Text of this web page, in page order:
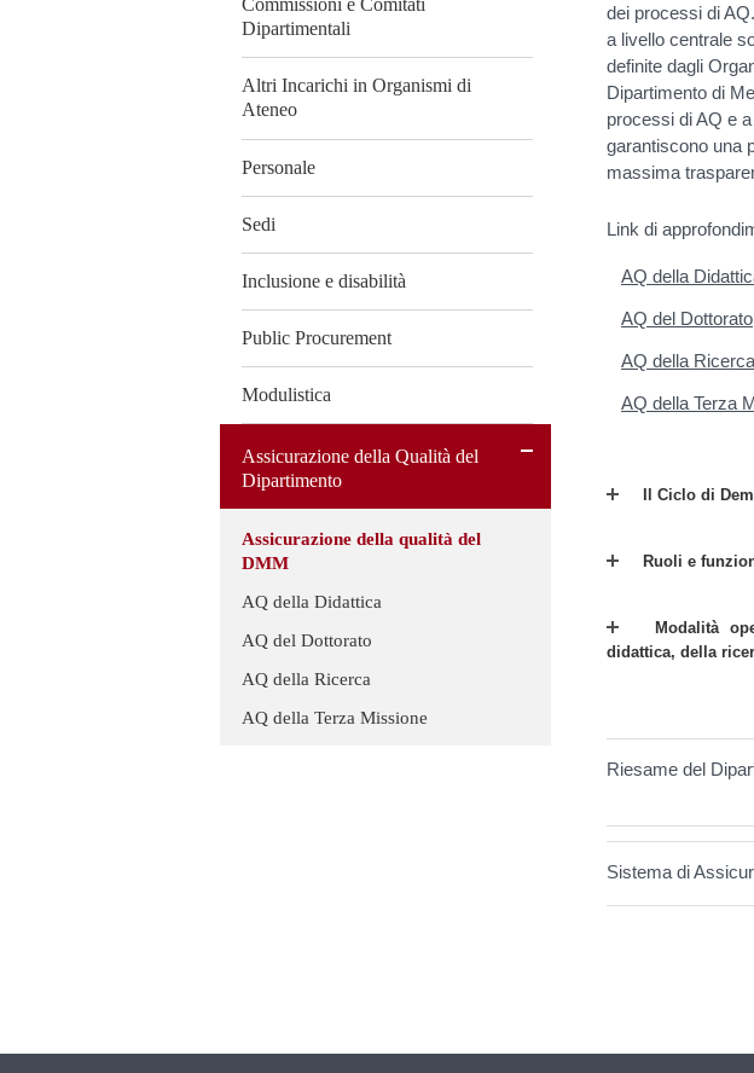
Commissioni e Comitati
Dipartimentali
Altri Incarichi in Organismi di
Ateneo
Personale
Sedi
Inclusione e disabilità
Public Procurement
Modulistica
Assicurazione della Qualità del
Dipartimento
Assicurazione della qualità del
DMM
AQ della Didattica
AQ del Dottorato
AQ della Ricerca
AQ della Terza Missione
dei processi di
a livello centrale
definite dagli
Dipartimento di
processi di AQ e
garantiscono una
massima
Link di
AQ della
AQ del Dottorato
AQ della Ricerca
AQ della Terza
Il Ciclo di
Ruoli e
Modalità
didattica, della
Riesame del
Sistema di